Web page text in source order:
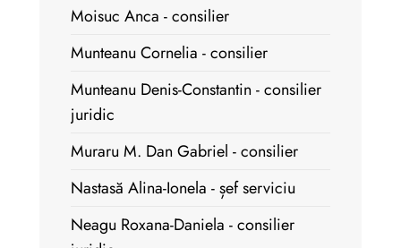
Moisuc Anca - consilier
Munteanu Cornelia - consilier
Munteanu Denis-Constantin - consilier
juridic
Muraru M. Dan Gabriel - consilier
Nastasă Alina-Ionela - șef serviciu
Neagu Roxana-Daniela - consilier